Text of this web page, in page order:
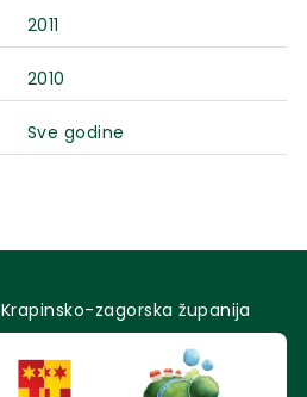
2011
2010
Sve godine
Krapinsko-zagorska županija